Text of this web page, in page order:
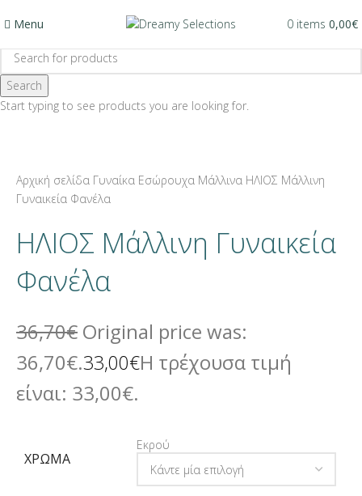
Menu 0 items 0,00€
-10%
-10%
Αρχική σελίδα Γυναίκα Εσώρουχα Μάλλινα ΗΛΙΟΣ Μάλλινη
Γυναικεία Φανέλα
ΗΛΙΟΣ Μάλλινη Γυναικεία
Φανέλα
36,70€ Original price was:
36,70€.33,00€Η τρέχουσα τιμή
είναι: 33,00€.
ΧΡΏΜΑ
Εκρού
Search
Start typing to see products you are looking for.